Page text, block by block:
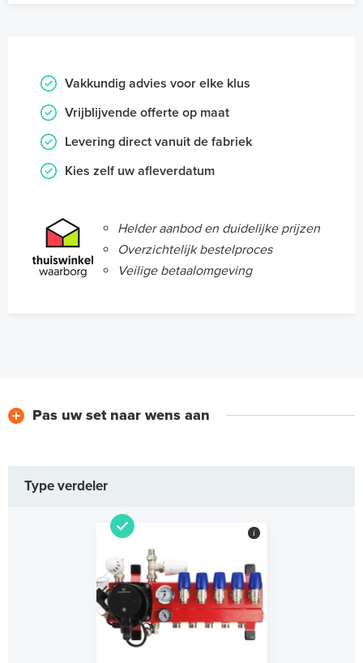
Vakkundig advies voor elke klus
Vrijblijvende offerte op maat
Levering direct vanuit de fabriek
Kies zelf uw afleverdatum
Helder aanbod en duidelijke prijzen
Overzichtelijk bestelproces
Veilige betaalomgeving
Pas uw set naar wens aan
Type verdeler
i